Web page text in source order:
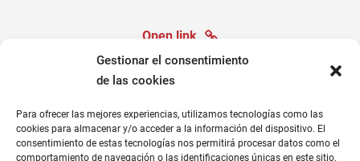
Gestionar el consentimiento
de las cookies
Para ofrecer las mejores experiencias, utilizamos tecnologías como las
cookies para almacenar y/o acceder a la información del dispositivo. El
consentimiento de estas tecnologías nos permitirá procesar datos como el
comportamiento de navegación o las identificaciones únicas en este sitio.
Open link